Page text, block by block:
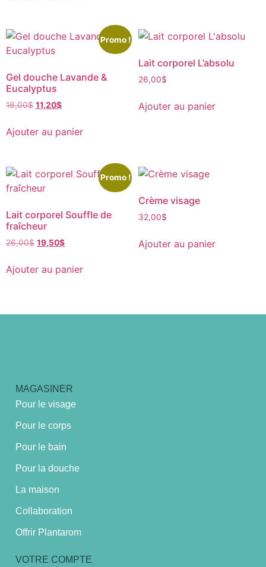
Promo !
Gel douche Lavande &
Eucalyptus
16,00$ 11,20$
Ajouter au panier
Lait corporel L’absolu
26,00$
Ajouter au panier
Promo !
Lait corporel Souffle de
fraîcheur
26,00$ 19,50$
Ajouter au panier
Crème visage
32,00$
Ajouter au panier
MAGASINER
Pour le visage
Pour le corps
Pour le bain
Pour la douche
La maison
Collaboration
Offrir Plantarom
VOTRE COMPTE